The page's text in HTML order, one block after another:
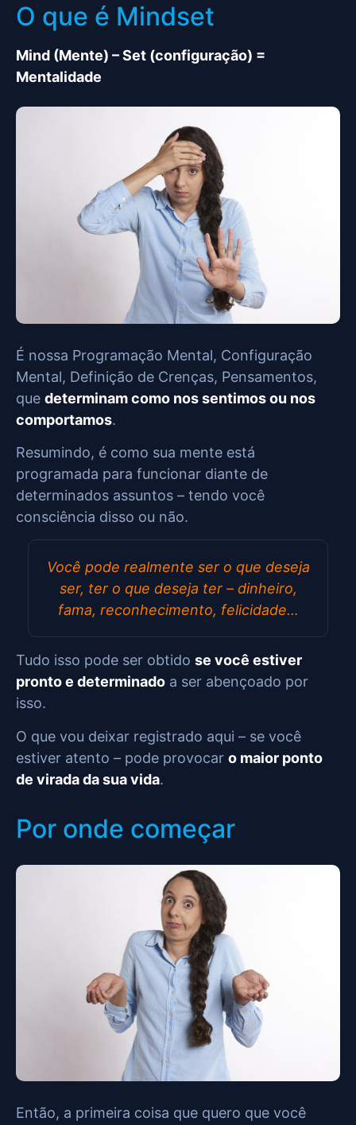
O que é Mindset
Mind (Mente) – Set (configuração) =
Mentalidade
É nossa Programação Mental, Configuração
Mental, Definição de Crenças, Pensamentos,
que determinam como nos sentimos ou nos
comportamos.
Resumindo, é como sua mente está
programada para funcionar diante de
determinados assuntos – tendo você
consciência disso ou não.
Você pode realmente ser o que deseja
ser, ter o que deseja ter – dinheiro,
fama, reconhecimento, felicidade…
Tudo isso pode ser obtido se você estiver
pronto e determinado a ser abençoado por
isso.
O que vou deixar registrado aqui – se você
estiver atento – pode provocar o maior ponto
de virada da sua vida.
Por onde começar
Então, a primeira coisa que quero que você